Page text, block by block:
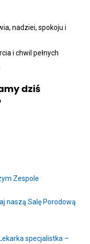
nadziei, spokoju i
i chwil pełnych
dziś
Zespole
naszą Salę Porodową
specjalistka –